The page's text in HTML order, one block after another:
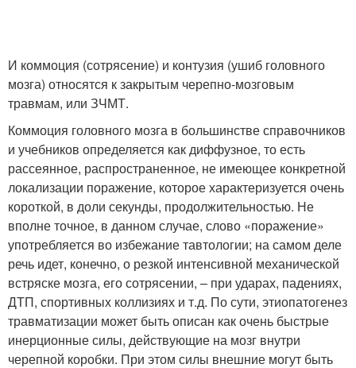
И коммоция (сотрясение) и контузия (ушиб головного
мозга) относятся к закрытым черепно-мозговым
травмам, или ЗЧМТ.
Коммоция головного мозга в большинстве справочников
и учебников определяется как диффузное, то есть
рассеянное, распространенное, не имеющее конкретной
локализации поражение, которое характеризуется очень
короткой, в доли секунды, продолжительностью. Не
вполне точное, в данном случае, слово «поражение»
употребляется во избежание тавтологии; на самом деле
речь идет, конечно, о резкой интенсивной механической
встряске мозга, его сотрясении, – при ударах, падениях,
ДТП, спортивных коллизиях и т.д. По сути, этиопатогенез
травматизации может быть описан как очень быстрые
инерционные силы, действующие на мозг внутри
черепной коробки. При этом силы внешние могут быть